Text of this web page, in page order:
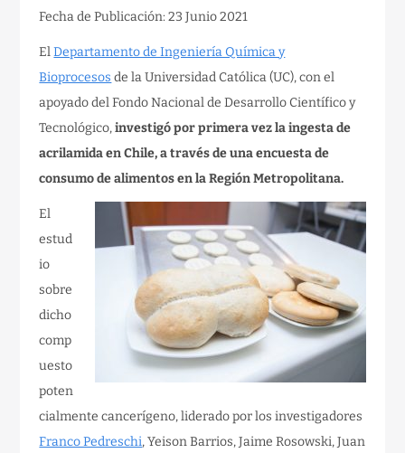
Fecha de Publicación: 23 Junio 2021
ElDepartamento de Ingeniería Química y
Bioprocesos de la Universidad Católica (UC), con el
apoyado del Fondo Nacional de Desarrollo Científico y
Tecnológico,investigó por primera vez la ingesta de
acrilamida en Chile, a través de una encuesta de
consumo de alimentos en la Región Metropolitana.
El
estud
io
sobre
dicho
comp
uesto
poten
cialmente cancerígeno, liderado por los investigadores
Franco Pedreschi, Yeison Barrios, Jaime Rosowski, Juan